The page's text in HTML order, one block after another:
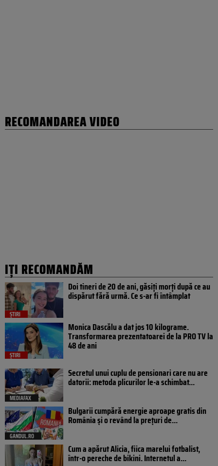
RECOMANDAREA VIDEO
IȚI RECOMANDĂM
ȘTIRI
Doi tineri de 20 de ani, găsiți morți după ce au
dispărut fără urmă. Ce s-ar fi întâmplat
ȘTIRI
Monica Dascălu a dat jos 10 kilograme.
Transformarea prezentatoarei de la PRO TV la
48 de ani
MEDIAFAX
Secretul unui cuplu de pensionari care nu are
datorii: metoda plicurilor le-a schimbat...
GANDUL.RO
Bulgarii cumpără energie aproape gratis din
România și o revând la prețuri de...
Cum a apărut Alicia, fiica marelui fotbalist,
într-o pereche de bikini. Internetul a...